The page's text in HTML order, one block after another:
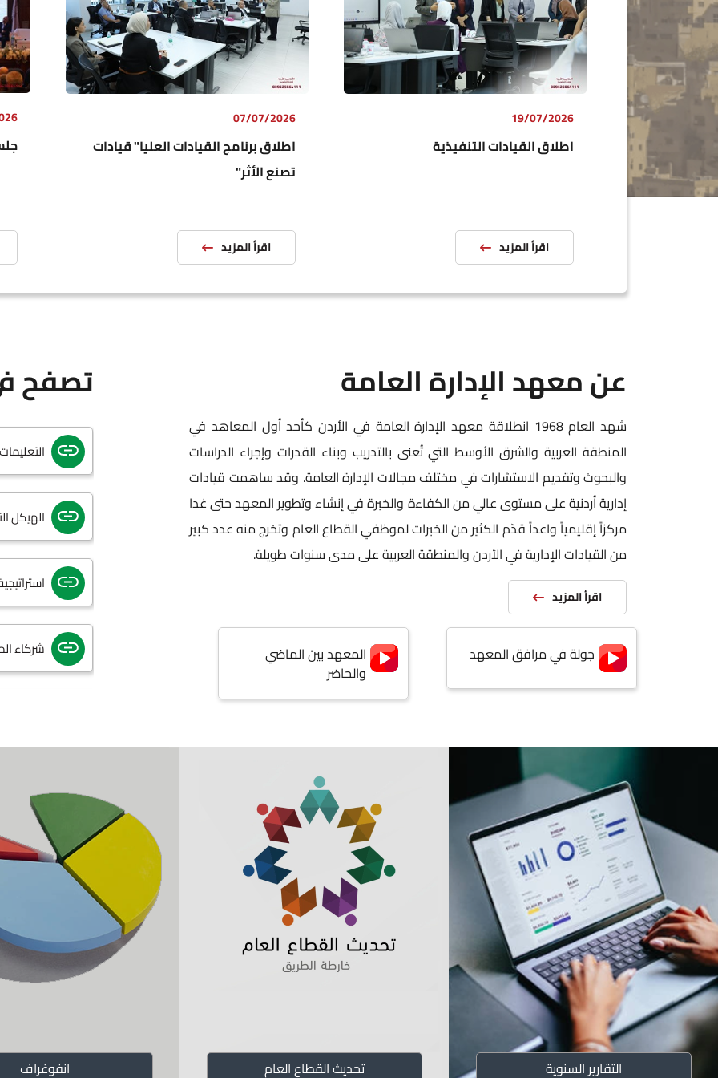
الدراسات
يقدّم المعهد خدمات الدراسات والاستشارات
الإدارية
تأجير المرافق
لتقديم طلب شراكة
اعتماد مدرب
تم العمل على تطوير معايير لتأهيل مدرب
لغايات الاستعانة بهم في تنفيذ البرامج
التدريبية
19/07/2026
اطلاق القيادات التنفيذية
اقرأ المزيد
07/07/2026
اطلاق برنامج القيادات العليا" قيادات
تصنع الأثر"
اقرأ المزيد
عن معهد الإدارة العامة
شهد العام 1968 انطلاقة معهد الإدارة العامة في الأردن كأحد أول المعاهد في
المنطقة العربية والشرق الأوسط التي تُعنى بالتدريب وبناء القدرات وإجراء الدراسات
والبحوث وتقديم الاستشارات في مختلف مجالات الإدارة العامة. وقد ساهمت قيادات
إدارية أردنية على مستوى عالي من الكفاءة والخبرة في إنشاء وتطوير المعهد حتى غدا
مركزاً إقليمياً واعداً قدّم الكثير من الخبرات لموظفي القطاع العام وتخرج منه عدد كبير
من القيادات الإدارية في الأردن والمنطقة العربية على مدى سنوات طويلة.
اقرأ المزيد
جولة في مرافق المعهد
المعهد بين الماضي
والحاضر
تصفح
شركاء
الأنظمة
الهيكل
شركاء
الهيكل
التقارير السنوية تحديث القطاع العام انفوغراف